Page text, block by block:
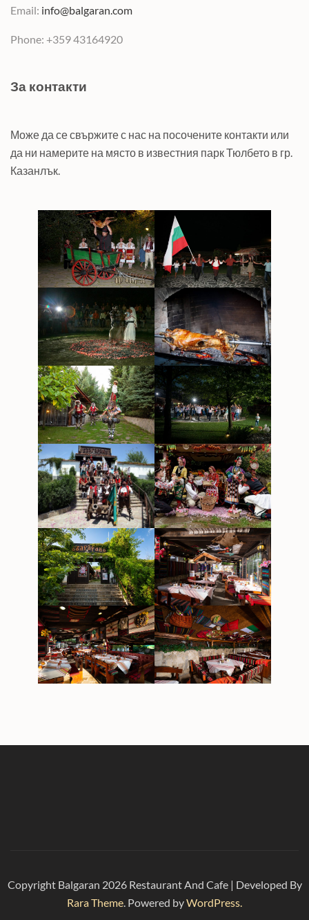
Email: info@balgaran.com
Phone: +359 43164920
За контакти
Може да се свържите с нас на посочените контакти или
да ни намерите на място в известния парк Тюлбето в гр.
Казанлък.
Copyright Balgaran 2026 Restaurant And Cafe | Developed By
Rara Theme. Powered byWordPress.